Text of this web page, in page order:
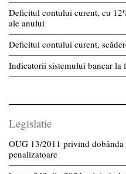
Deficitul contului curent, cu
ale anului
Deficitul contului curent,
Indicatorii sistemului bancar la
Legislatie
OUG 13/2011 privind dobânda
penalizatoare